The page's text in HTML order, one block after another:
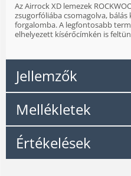
Az Airrock XD lemezek
zsugorfóliába csomagolva,
forgalomba. A legfontosabb
elhelyezett kísérőcímkén is
Jellemzők
Mellékletek
Értékelések